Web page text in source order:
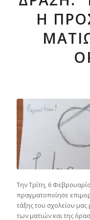
Η
Την Τρίτη, 6
πραγματοποίησε
τάξης του σχολείου μας
των ματιών και της